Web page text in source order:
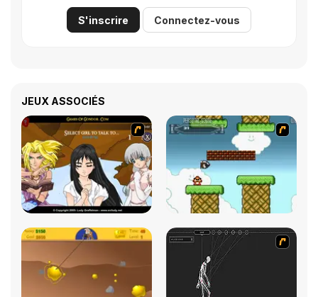
S'inscrire Connectez-vous
JEUX ASSOCIÉS